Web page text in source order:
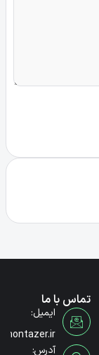
تماس با ما
ایمیل:
آدرس: